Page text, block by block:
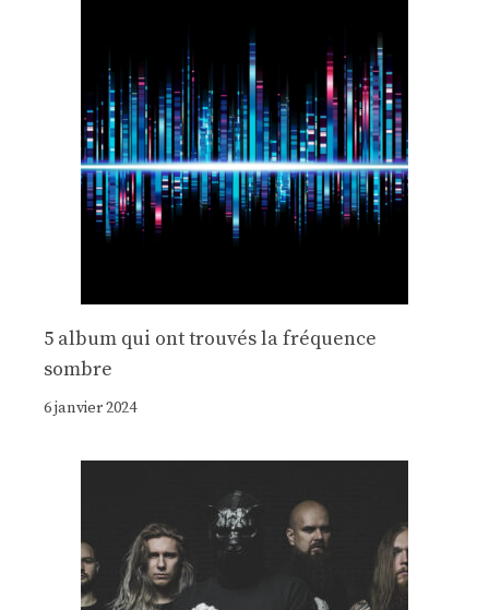
5 album qui ont trouvés la fréquence
sombre
6 janvier 2024